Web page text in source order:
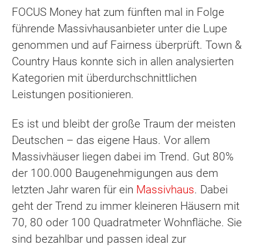
FOCUS Money hat zum fünften mal in Folge
führende Massivhausanbieter unter die Lupe
genommen und auf Fairness überprüft. Town &
Country Haus konnte sich in allen analysierten
Kategorien mit überdurchschnittlichen
Leistungen positionieren.
Es ist und bleibt der große Traum der meisten
Deutschen – das eigene Haus. Vor allem
Massivhäuser liegen dabei im Trend. Gut 80%
der 100.000 Baugenehmigungen aus dem
letzten Jahr waren für ein Massivhaus. Dabei
geht der Trend zu immer kleineren Häusern mit
70, 80 oder 100 Quadratmeter Wohnfläche. Sie
sind bezahlbar und passen ideal zur